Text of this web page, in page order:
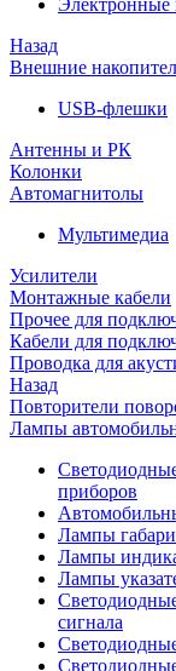
Электронные
Назад
Внешние
USB-флешки
Антенны и РК
Колонки
Автомагнитолы
Мультимедиа
Усилители
Монтажные кабели
Прочее для
Кабели для
Проводка для
Назад
Повторители
Лампы
приборов
Лампы
Лампы
Лампы
сигнала